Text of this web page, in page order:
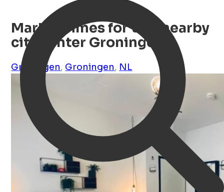
Marble Times for two nearby
city center Groningen
Groningen, Groningen, NL